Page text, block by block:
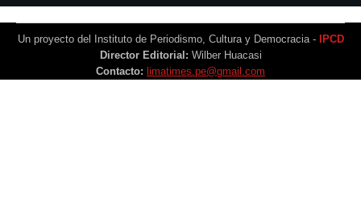
Un proyecto del Instituto de Periodismo, Cultura y Democracia - IPCD
Director Editorial: Wilber Huacasi
Contacto: limatimes.pe@gmail.com